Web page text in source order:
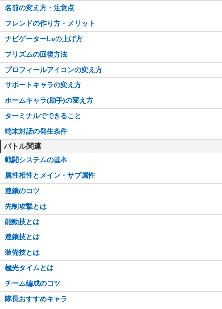
名前の変え方・注意点
フレンドの作り方・メリット
ナビゲーターLvの上げ方
プリズムの回復方法
プロフィールアイコンの変え方
サポートキャラの変え方
ホームキャラ(助手)の変え方
ターミナルでできること
端末対話の発生条件
バトル関連
戦闘システムの基本
属性相性とメイン・サブ属性
連鎖のコツ
先制攻撃とは
能動技とは
連鎖技とは
装備技とは
極光タイムとは
チーム編成のコツ
隊長おすすめキャラ